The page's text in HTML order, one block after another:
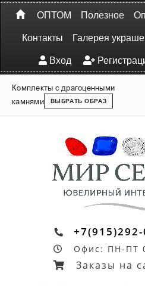
ОПТОМ Полезное
Контакты
Галерея
Вход
Комплекты с драгоценными
камнями
ВЫБРАТЬ ОБРАЗ
Офис: ПН-ПТ
Заказы на